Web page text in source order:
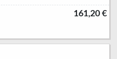
161,20 €